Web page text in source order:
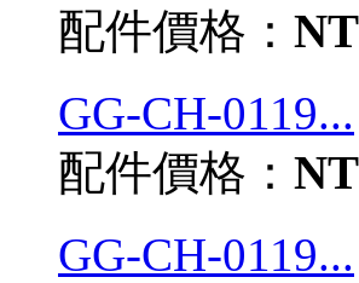
配件價格：
GG-CH-0119...
配件價格：
GG-CH-0119...